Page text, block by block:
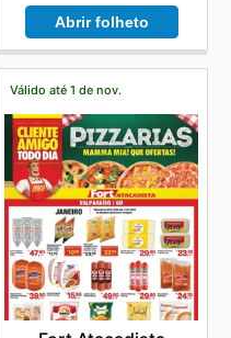
Abrir folheto
Válido até 1 de nov.